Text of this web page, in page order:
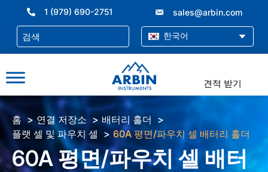
너
기
1 (979) 690-2751 sales@arbin.com
한국어
견적 받기
홈 연결 저장소
배터리 홀더
플랫 셀 및 파우치 셀
60A 평면/파우치 셀 배터리 홀더
60A 평면/파우치 셀 배터